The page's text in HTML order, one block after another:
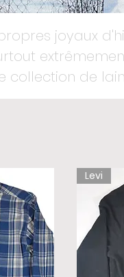
joyaux
collection de
Levi